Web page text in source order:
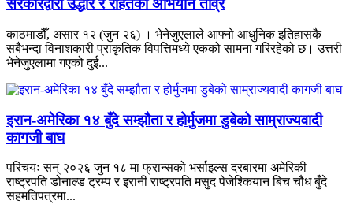
सरकारद्वारा उद्धार र राहतको अभियान तीव्र
काठमाडौँ, असार १२ (जुन २६) । भेनेजुएलाले आफ्नो आधुनिक इतिहासकै
सबैभन्दा विनाशकारी प्राकृतिक विपत्तिमध्ये एकको सामना गरिरहेको छ। उत्तरी
भेनेजुएलामा गएको दुई...
इरान-अमेरिका १४ बुँदे सम्झौता र होर्मुजमा डुबेको साम्राज्यवादी
कागजी बाघ
परिचयः सन् २०२६ जुन १८ मा फ्रान्सको भर्साइल्स दरबारमा अमेरिकी
राष्ट्रपति डोनाल्ड ट्रम्प र इरानी राष्ट्रपति मसुद पेजेश्कियान बिच चौध बुँदे
सहमतिपत्रमा...